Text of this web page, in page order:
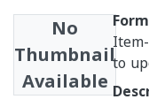
No
Thumbnail
Available
to